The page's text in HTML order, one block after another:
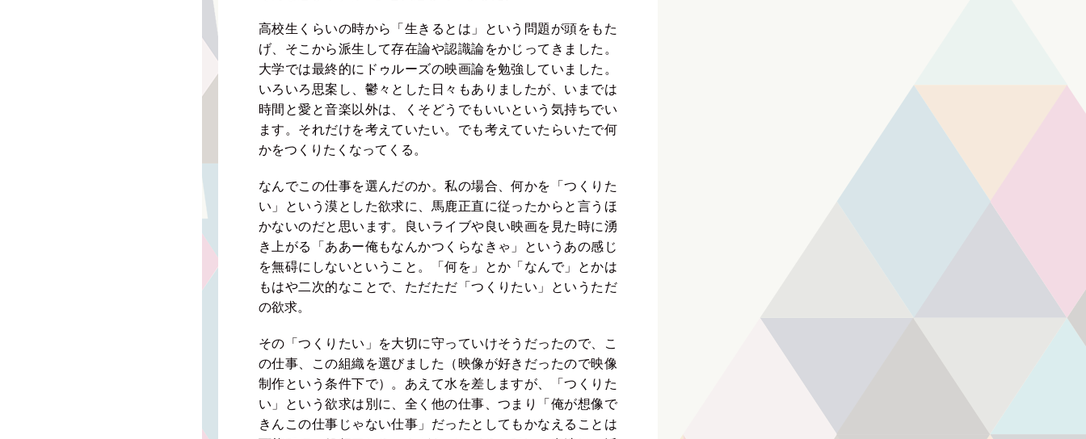
高校生くらいの時から「生きるとは」という問題が頭をもた
げ、そこから派生して存在論や認識論をかじってきました。
大学では最終的にドゥルーズの映画論を勉強していました。
いろいろ思案し、鬱々とした日々もありましたが、いまでは
時間と愛と音楽以外は、くそどうでもいいという気持ちでい
ます。それだけを考えていたい。でも考えていたらいたで何
かをつくりたくなってくる。
なんでこの仕事を選んだのか。私の場合、何かを「つくりた
い」という漠とした欲求に、馬鹿正直に従ったからと言うほ
かないのだと思います。良いライブや良い映画を見た時に湧
き上がる「ああー俺もなんかつくらなきゃ」というあの感じ
を無碍にしないということ。「何を」とか「なんで」とかは
もはや二次的なことで、ただただ「つくりたい」というただ
の欲求。
その「つくりたい」を大切に守っていけそうだったので、こ
の仕事、この組織を選びました（映像が好きだったので映像
制作という条件下で）。あえて水を差しますが、「つくりた
い」という欲求は別に、全く他の仕事、つまり「俺が想像で
きんこの仕事じゃない仕事」だったとしてもかなえることは